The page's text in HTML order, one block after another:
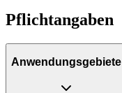
Pflichtangaben
Anwendungsgebiete